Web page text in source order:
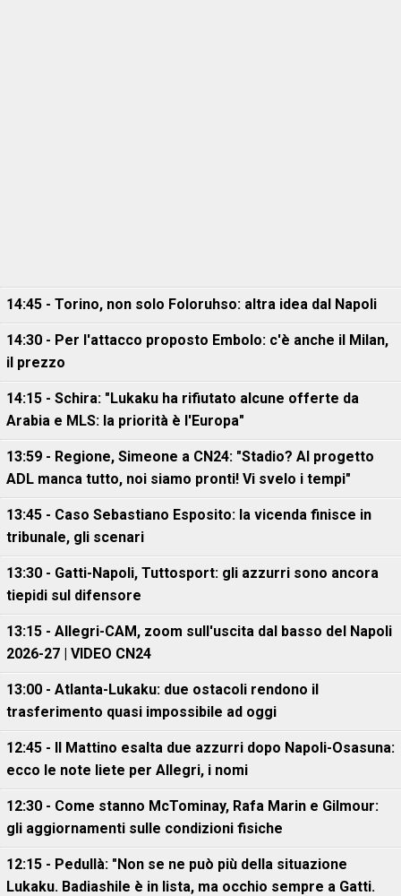
14:45 - Torino, non solo Foloruhso: altra idea dal Napoli
14:30 - Per l'attacco proposto Embolo: c'è anche il Milan,
il prezzo
14:15 - Schira: "Lukaku ha rifiutato alcune offerte da
Arabia e MLS: la priorità è l'Europa"
13:59 - Regione, Simeone a CN24: "Stadio? Al progetto
ADL manca tutto, noi siamo pronti! Vi svelo i tempi"
13:45 - Caso Sebastiano Esposito: la vicenda finisce in
tribunale, gli scenari
13:30 - Gatti-Napoli, Tuttosport: gli azzurri sono ancora
tiepidi sul difensore
13:15 - Allegri-CAM, zoom sull'uscita dal basso del Napoli
2026-27 | VIDEO CN24
13:00 - Atlanta-Lukaku: due ostacoli rendono il
trasferimento quasi impossibile ad oggi
12:45 - Il Mattino esalta due azzurri dopo Napoli-Osasuna:
ecco le note liete per Allegri, i nomi
12:30 - Come stanno McTominay, Rafa Marin e Gilmour:
gli aggiornamenti sulle condizioni fisiche
12:15 - Pedullà: "Non se ne può più della situazione
Lukaku. Badiashile è in lista, ma occhio sempre a Gatti.